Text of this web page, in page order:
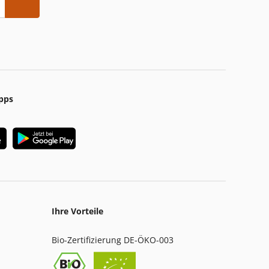
Ihre Vorteile
Bio-Zertifizierung DE-ÖKO-003